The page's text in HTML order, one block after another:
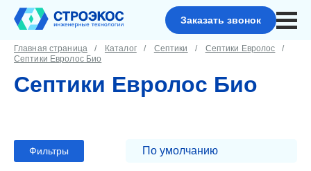
Заказать звонок
Главная страница Каталог Септики
Септики Евролос
Септики Евролос Био
Септики Евролос Био
Фильтры